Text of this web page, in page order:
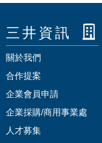
三井資訊
關於我們
合作提案
企業會員申請
企業採購/商用事業處
人才募集